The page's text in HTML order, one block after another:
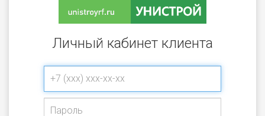
Личный кабинет клиента